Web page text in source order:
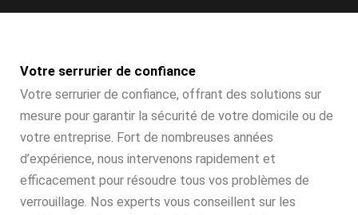
Votre serrurier de confiance
Votre serrurier de confiance, offrant des solutions sur
mesure pour garantir la sécurité de votre domicile ou de
votre entreprise. Fort de nombreuses années
d’expérience, nous intervenons rapidement et
efficacement pour résoudre tous vos problèmes de
verrouillage. Nos experts vous conseillent sur les